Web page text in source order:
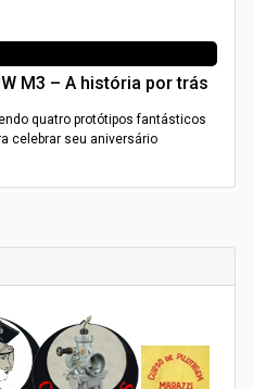
M3 – A história por trás
quatro protótipos fantásticos
celebrar seu aniversário